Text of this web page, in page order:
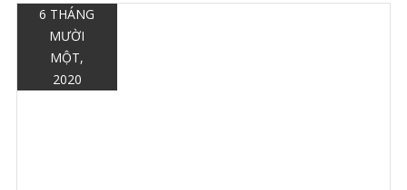
6 THÁNG
MƯỜI
MỘT,
2020